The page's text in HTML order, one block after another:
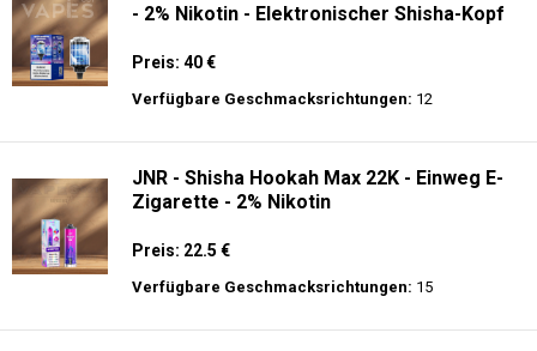
- 2% Nikotin - Elektronischer Shisha-Kopf
Preis: 40 €
Verfügbare Geschmacksrichtungen: 12
JNR - Shisha Hookah Max 22K - Einweg E-
Zigarette - 2% Nikotin
Preis: 22.5 €
Verfügbare Geschmacksrichtungen: 15